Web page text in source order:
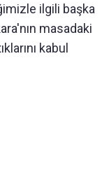
ilgili başka
masadaki
kabul